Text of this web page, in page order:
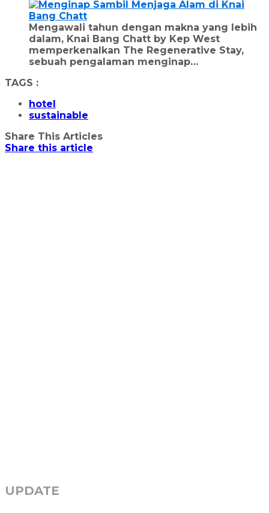
Mengawali tahun dengan makna yang lebih
dalam, Knai Bang Chatt by Kep West
memperkenalkan The Regenerative Stay,
sebuah pengalaman menginap…
TAGS :
hotel
sustainable
Share This Articles
Share this article
UPDATE